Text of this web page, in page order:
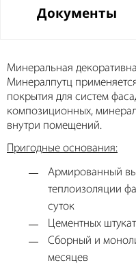
Документы
Минеральная
Минералпутц
покрытия для систем
композиционных,
внутри помещений.
Пригодные основания:
Армированный
теплоизоляции
суток
Цементных
Сборный и
месяцев